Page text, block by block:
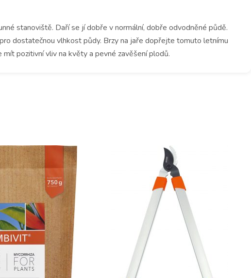
stanoviště. Daří se jí dobře v normální, dobře odvodněné půdě.
dostatečnou vlhkost půdy. Brzy na jaře dopřejte tomuto letnímu
pozitivní vliv na květy a pevné zavěšení plodů.